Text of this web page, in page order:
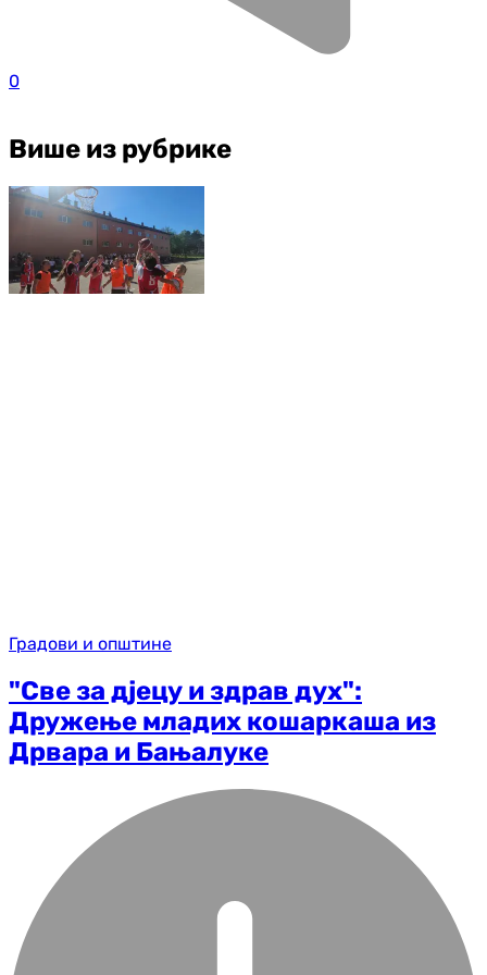
0
Више из рубрике
Градови и општине
"Све за дјецу и здрав дух":
Дружење младих кошаркаша из
Дрвара и Бањалуке